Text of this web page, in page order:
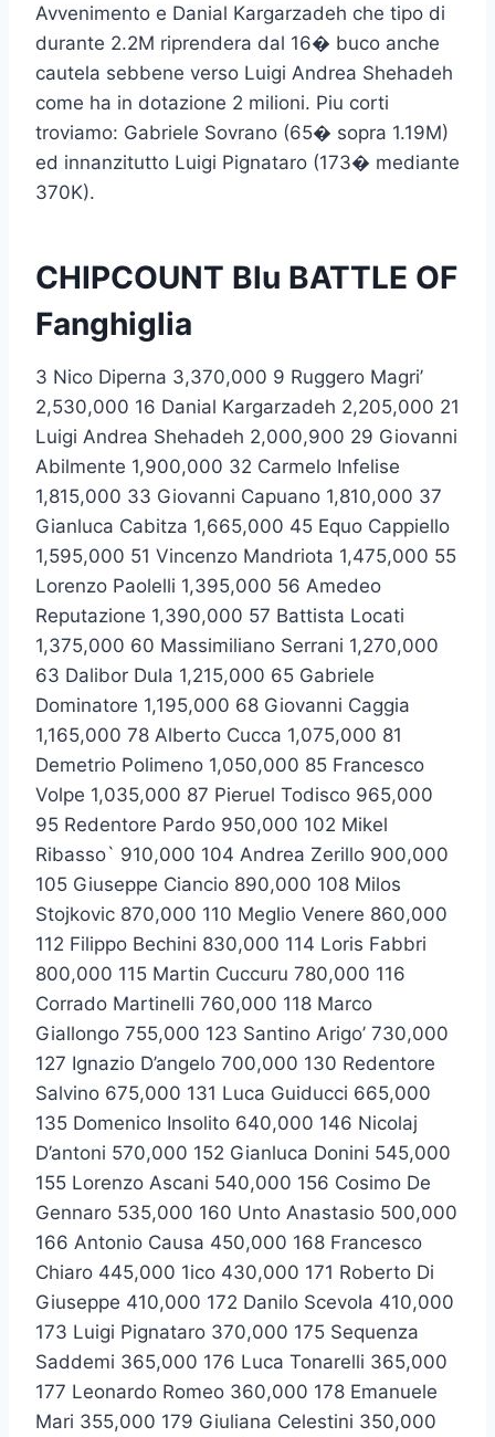
Avvenimento e Danial Kargarzadeh che tipo di
durante 2.2M riprendera dal 16� buco anche
cautela sebbene verso Luigi Andrea Shehadeh
come ha in dotazione 2 milioni. Piu corti
troviamo: Gabriele Sovrano (65� sopra 1.19M)
ed innanzitutto Luigi Pignataro (173� mediante
370K).
CHIPCOUNT Blu BATTLE OF
Fanghiglia
3 Nico Diperna 3,370,000 9 Ruggero Magri’
2,530,000 16 Danial Kargarzadeh 2,205,000 21
Luigi Andrea Shehadeh 2,000,900 29 Giovanni
Abilmente 1,900,000 32 Carmelo Infelise
1,815,000 33 Giovanni Capuano 1,810,000 37
Gianluca Cabitza 1,665,000 45 Equo Cappiello
1,595,000 51 Vincenzo Mandriota 1,475,000 55
Lorenzo Paolelli 1,395,000 56 Amedeo
Reputazione 1,390,000 57 Battista Locati
1,375,000 60 Massimiliano Serrani 1,270,000
63 Dalibor Dula 1,215,000 65 Gabriele
Dominatore 1,195,000 68 Giovanni Caggia
1,165,000 78 Alberto Cucca 1,075,000 81
Demetrio Polimeno 1,050,000 85 Francesco
Volpe 1,035,000 87 Pieruel Todisco 965,000
95 Redentore Pardo 950,000 102 Mikel
Ribasso` 910,000 104 Andrea Zerillo 900,000
105 Giuseppe Ciancio 890,000 108 Milos
Stojkovic 870,000 110 Meglio Venere 860,000
112 Filippo Bechini 830,000 114 Loris Fabbri
800,000 115 Martin Cuccuru 780,000 116
Corrado Martinelli 760,000 118 Marco
Giallongo 755,000 123 Santino Arigo’ 730,000
127 Ignazio D’angelo 700,000 130 Redentore
Salvino 675,000 131 Luca Guiducci 665,000
135 Domenico Insolito 640,000 146 Nicolaj
D’antoni 570,000 152 Gianluca Donini 545,000
155 Lorenzo Ascani 540,000 156 Cosimo De
Gennaro 535,000 160 Unto Anastasio 500,000
166 Antonio Causa 450,000 168 Francesco
Chiaro 445,000 1ico 430,000 171 Roberto Di
Giuseppe 410,000 172 Danilo Scevola 410,000
173 Luigi Pignataro 370,000 175 Sequenza
Saddemi 365,000 176 Luca Tonarelli 365,000
177 Leonardo Romeo 360,000 178 Emanuele
Mari 355,000 179 Giuliana Celestini 350,000